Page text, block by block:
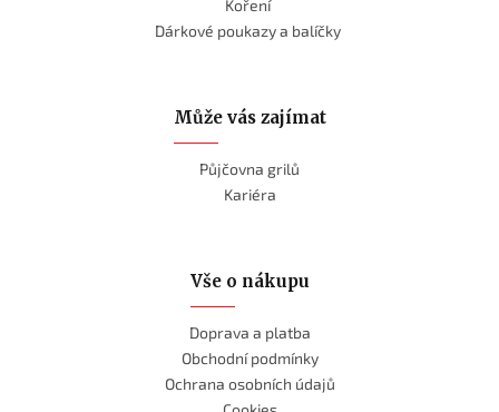
Koření
Dárkové poukazy a balíčky
Může vás zajímat
Půjčovna grilů
Kariéra
Vše o nákupu
Doprava a platba
Obchodní podmínky
Ochrana osobních údajů